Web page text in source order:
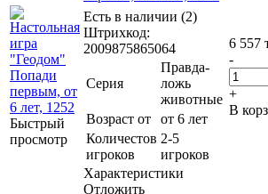
Быстрый
просмотр
Есть в наличии (2)
Штрихкод:
2009875865064
Серия
Правда-
ложь
животные
Возраст от
от 6 лет
Количестов
игроков
2-5
игроков
Характеристики
Отложить
6 557
-
+
В